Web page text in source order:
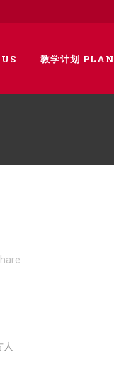
教学计划 PLAN